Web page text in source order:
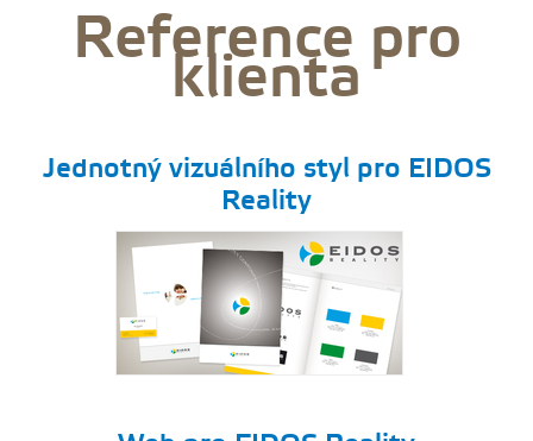
Reference pro
klienta
Jednotný vizuálního styl pro EIDOS
Reality